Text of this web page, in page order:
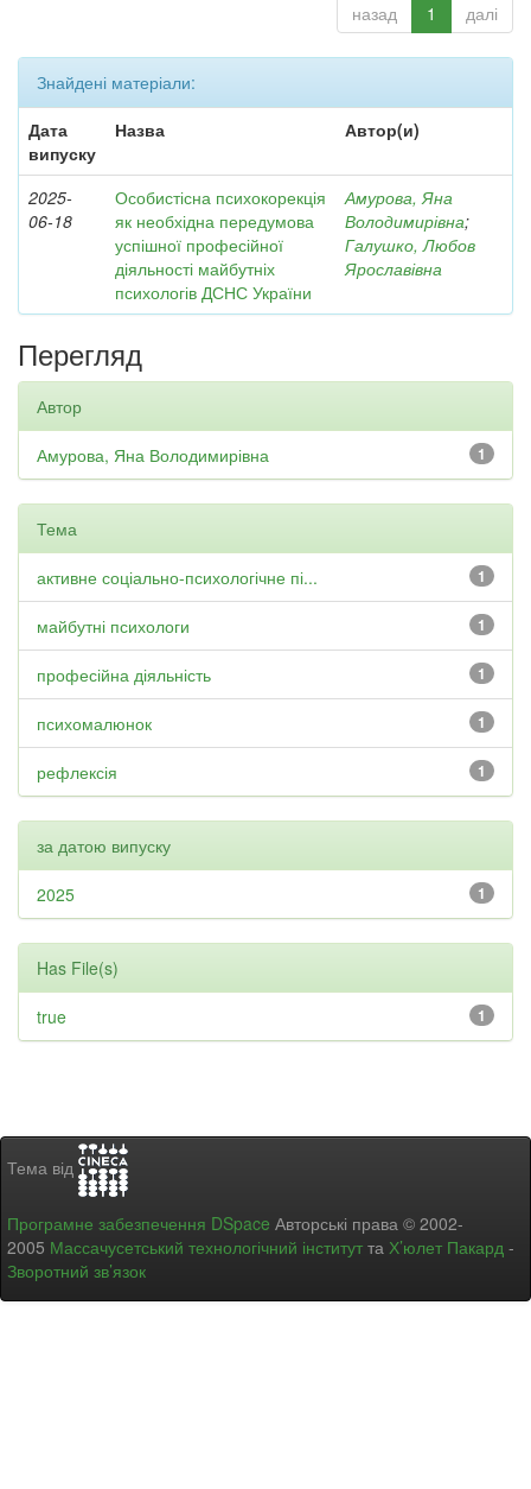
назад 1 далі
Знайдені матеріали:
Дата
випуску
Назва Автор(и)
2025-
06-18
Особистісна психокорекція
як необхідна передумова
успішної професійної
діяльності майбутніх
психологів ДСНС України
Амурова, Яна
Володимирівна;
Галушко, Любов
Ярославівна
Перегляд
Автор
1
Амурова, Яна Володимирівна
Тема
1
активне соціально-психологічне пі...
1
майбутні психологи
1
професійна діяльність
1
психомалюнок
1
рефлексія
за датою випуску
1
2025
Has File(s)
1
true
Тема від
Програмне забезпечення DSpace Авторські права © 2002-
2005 Массачусетський технологічний інститут та Х’юлет Пакард -
Зворотний зв’язок